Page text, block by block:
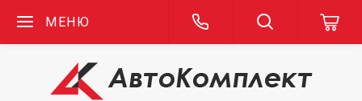
МЕНЮ